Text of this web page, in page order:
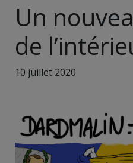
Un
de
10 juillet 2020